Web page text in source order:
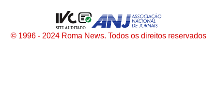
© 1996 - 2024 Roma News. Todos os direitos reservados
SITE AUDITADO